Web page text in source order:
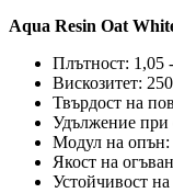
Aqua Resin Oat
Плътност: 1,05
Вискозитет:
Твърдост на
Удължение при
Модул на опън:
Якост на
Устойчивост